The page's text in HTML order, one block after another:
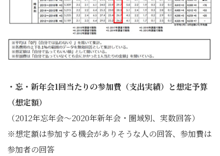
・忘・新年会1回当たりの参加費（支出実績）と想定予算
（想定額）
（2012年忘年会～2020年新年会・圏域別、実数回答）
※想定額は参加する機会がありそうな人の回答、参加費は
参加者の回答